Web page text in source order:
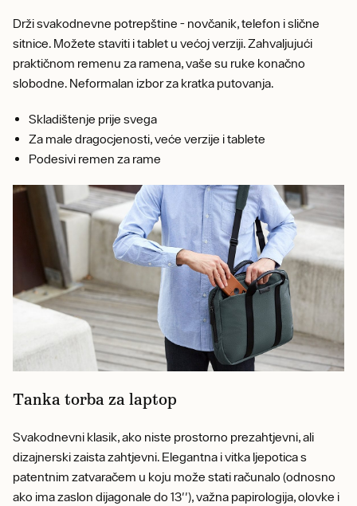
Drži svakodnevne potrepštine - novčanik, telefon i slične
sitnice. Možete staviti i tablet u većoj verziji. Zahvaljujući
praktičnom remenu za ramena, vaše su ruke konačno
slobodne. Neformalan izbor za kratka putovanja.
Skladištenje prije svega
Za male dragocjenosti, veće verzije i tablete
Podesivi remen za rame
Tanka torba za laptop
Svakodnevni klasik, ako niste prostorno prezahtjevni, ali
dizajnerski zaista zahtjevni. Elegantna i vitka ljepotica s
patentnim zatvaračem u koju može stati računalo (odnosno
ako ima zaslon dijagonale do 13''), važna papirologija, olovke i